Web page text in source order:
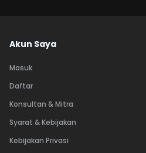
Akun Saya
Masuk
Daftar
Konsultan & Mitra
Syarat & Kebijakan
Kebijakan Privasi